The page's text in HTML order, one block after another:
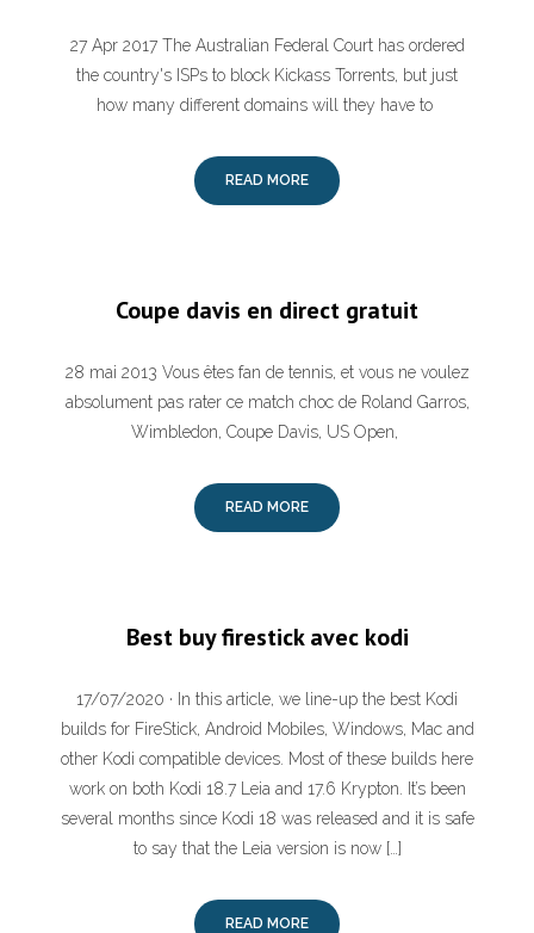
27 Apr 2017 The Australian Federal Court has ordered
the country's ISPs to block Kickass Torrents, but just
how many different domains will they have to
READ MORE
Coupe davis en direct gratuit
28 mai 2013 Vous êtes fan de tennis, et vous ne voulez
absolument pas rater ce match choc de Roland Garros,
Wimbledon, Coupe Davis, US Open,
READ MORE
Best buy firestick avec kodi
17/07/2020 · In this article, we line-up the best Kodi
builds for FireStick, Android Mobiles, Windows, Mac and
other Kodi compatible devices. Most of these builds here
work on both Kodi 18.7 Leia and 17.6 Krypton. It’s been
several months since Kodi 18 was released and it is safe
to say that the Leia version is now […]
READ MORE